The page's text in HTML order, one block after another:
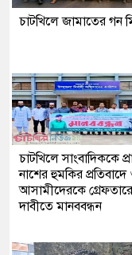
চাটখিলে জামাতের গন
চাটখিলে সাংবাদিককে
নাশের হুমকির প্রতিবাদে
আসামীদেরকে
দাবীতে মানববন্ধন